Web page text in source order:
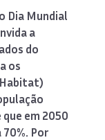
Dia Mundial
a
do
os
em 2050
Por